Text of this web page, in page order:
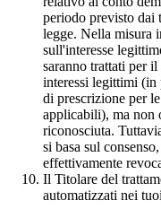
periodo previsto dai
legge. Nella misura
sull'interesse
saranno trattati per
interessi legittimi (in
di prescrizione per
applicabili), ma non
riconosciuta.
si basa sul
effettivamente
Il Titolare del
automatizzati nei